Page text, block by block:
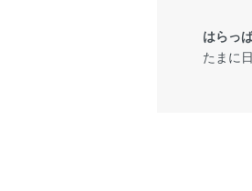
はらっ
たまに